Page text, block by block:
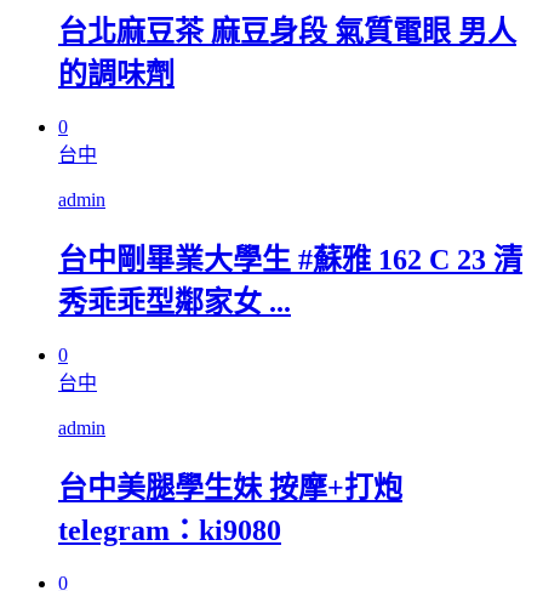
台北麻豆茶 麻豆身段 氣質電眼 男人
的調味劑
0
台中
admin
台中剛畢業大學生 #蘇雅 162 C 23 清
秀乖乖型鄰家女 ...
0
台中
admin
台中美腿學生妹 按摩+打炮
telegram：ki9080
0